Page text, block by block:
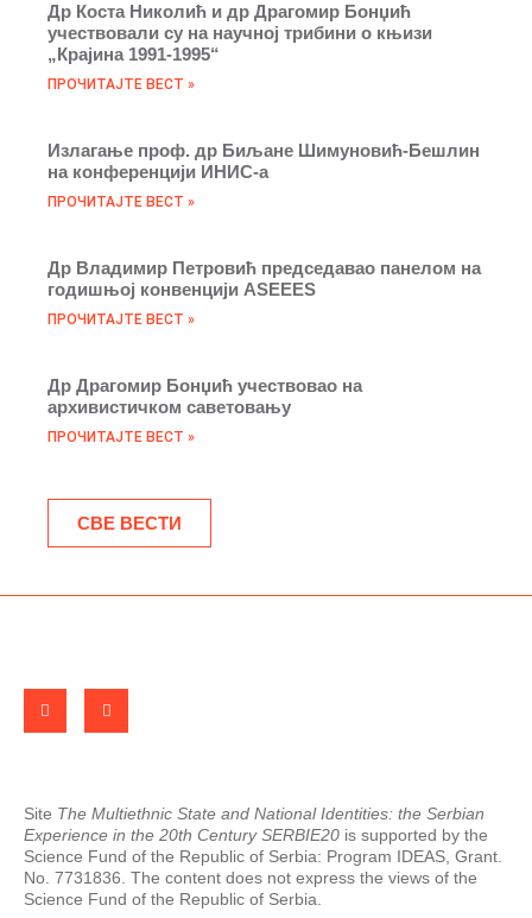
Др Коста Николић и др Драгомир Бонџић
учествовали су на научној трибини о књизи
„Крајина 1991-1995“
ПРОЧИТАЈТЕ ВЕСТ »
Излaгање проф. др Биљане Шимуновић-Бешлин
на конференцији ИНИС-а
ПРОЧИТАЈТЕ ВЕСТ »
Др Владимир Петровић председавао панелом на
годишњој конвенцији ASEEES
ПРОЧИТАЈТЕ ВЕСТ »
Др Драгомир Бонџић учествовао на
архивистичком саветовању
ПРОЧИТАЈТЕ ВЕСТ »
СВЕ ВЕСТИ
Site The Multiethnic State and National Identities: the Serbian
Experience in the 20th Century SERBIE20 is supported by the
Science Fund of the Republic of Serbia: Program IDEAS, Grant.
No. 7731836. The content does not express the views of the
Science Fund of the Republic of Serbia.